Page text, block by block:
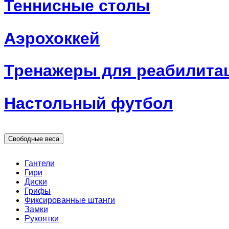
Теннисные столы
Аэрохоккей
Тренажеры для
Настольный футбол
Свободные веса
Гантели
Гири
Диски
Грифы
Фиксированные штанги
Замки
Рукоятки